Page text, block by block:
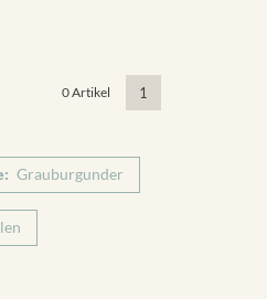
0 Artikel 1
Grauburgunder